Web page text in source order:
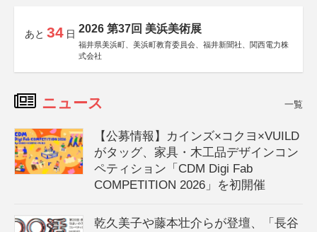
あと 34 日 2026 第37回 美浜美術展
福井県美浜町、美浜町教育委員会、福井新聞社、関西電力株
式会社
ニュース 一覧
【公募情報】カインズ×コクヨ×VUILD
がタッグ、家具・木工品デザインコン
ペティション「CDM Digi Fab
COMPETITION 2026」を初開催
乾久美子や藤本壮介らが登壇、「長谷